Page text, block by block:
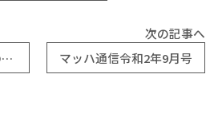
スイフト（試乗車）SOLDOUT
ありがとうございました
次の記事へ
マッハ通信令和2年9月号